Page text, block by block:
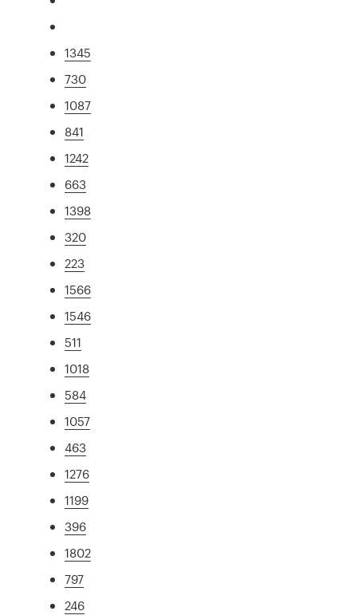
1345
730
1087
841
1242
663
1398
320
223
1566
1546
511
1018
584
1057
463
1276
1199
396
1802
797
246